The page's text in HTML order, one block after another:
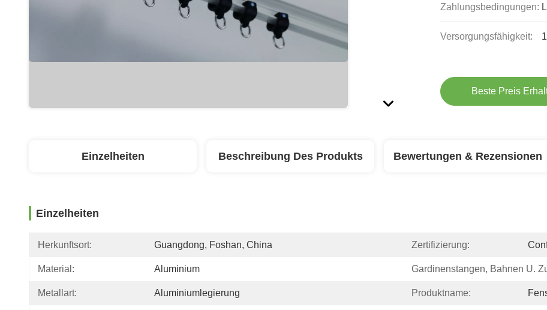
Zahlungsbedingungen:
Versorgungsfähigkeit:
Beste Preis
Einzelheiten Beschreibung Des Produkts Bewertungen & Rezensionen
Einzelheiten
Herkunftsort: Guangdong, Foshan, China Zertifizierung:
Material: Aluminium Gardinenstangen, Bahnen U.
Metallart: Aluminiumlegierung Produktname: